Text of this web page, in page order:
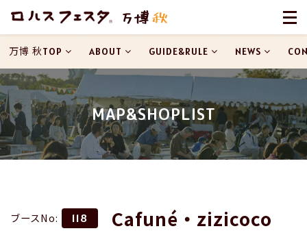
MAP&SHOPLIST
万博 秋TOP ABOUT GUIDE&RULE NEWS
ブースNo: 118 Cafuné・zizicoco